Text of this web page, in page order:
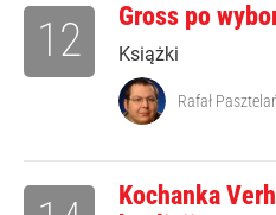
Gross po
Książki
12
Rafał
Kochanka